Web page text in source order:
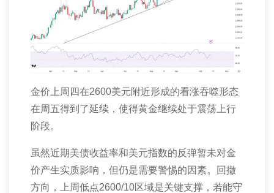
金价上周四在2600美元附近形成的看涨吞噬形态
在周五得到了延续，使得黄金继续处于震荡上行
阶段。
虽然近期美债收益率和美元指数的反弹暂未对金
价产生实质影响，但仍是需要警惕的因素。回撤
方向，上周低点2600/10区域是关键支撑，若能守